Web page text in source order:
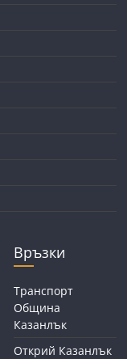
Връзки
Транспорт
Община
Казанлък
Открий Казанлък